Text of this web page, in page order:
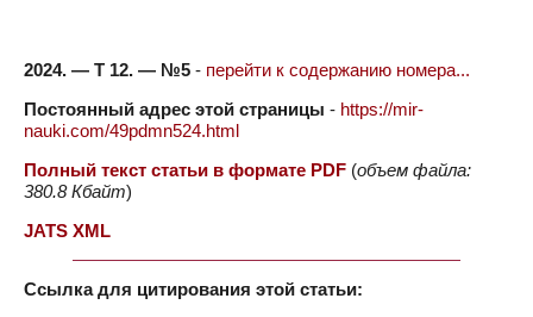
2024. — Т 12. — №5 - перейти к содержанию номера...
Постоянный адрес этой страницы - https://mir-
nauki.com/49pdmn524.html
Полный текст статьи в формате PDF (объем файла:
380.8 Кбайт)
JATS XML
Ссылка для цитирования этой статьи: